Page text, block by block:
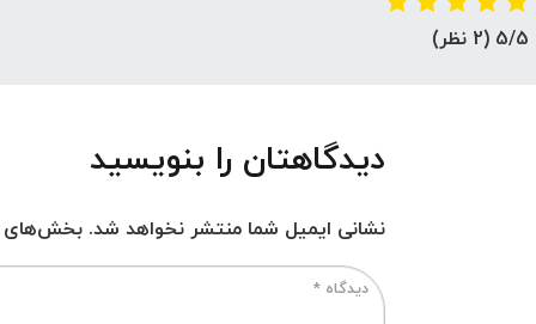
5/5 (2 نظر)
دیدگاهتان را بنویسید
نشانی ایمیل شما منتشر نخواهد شد. بخش‌های